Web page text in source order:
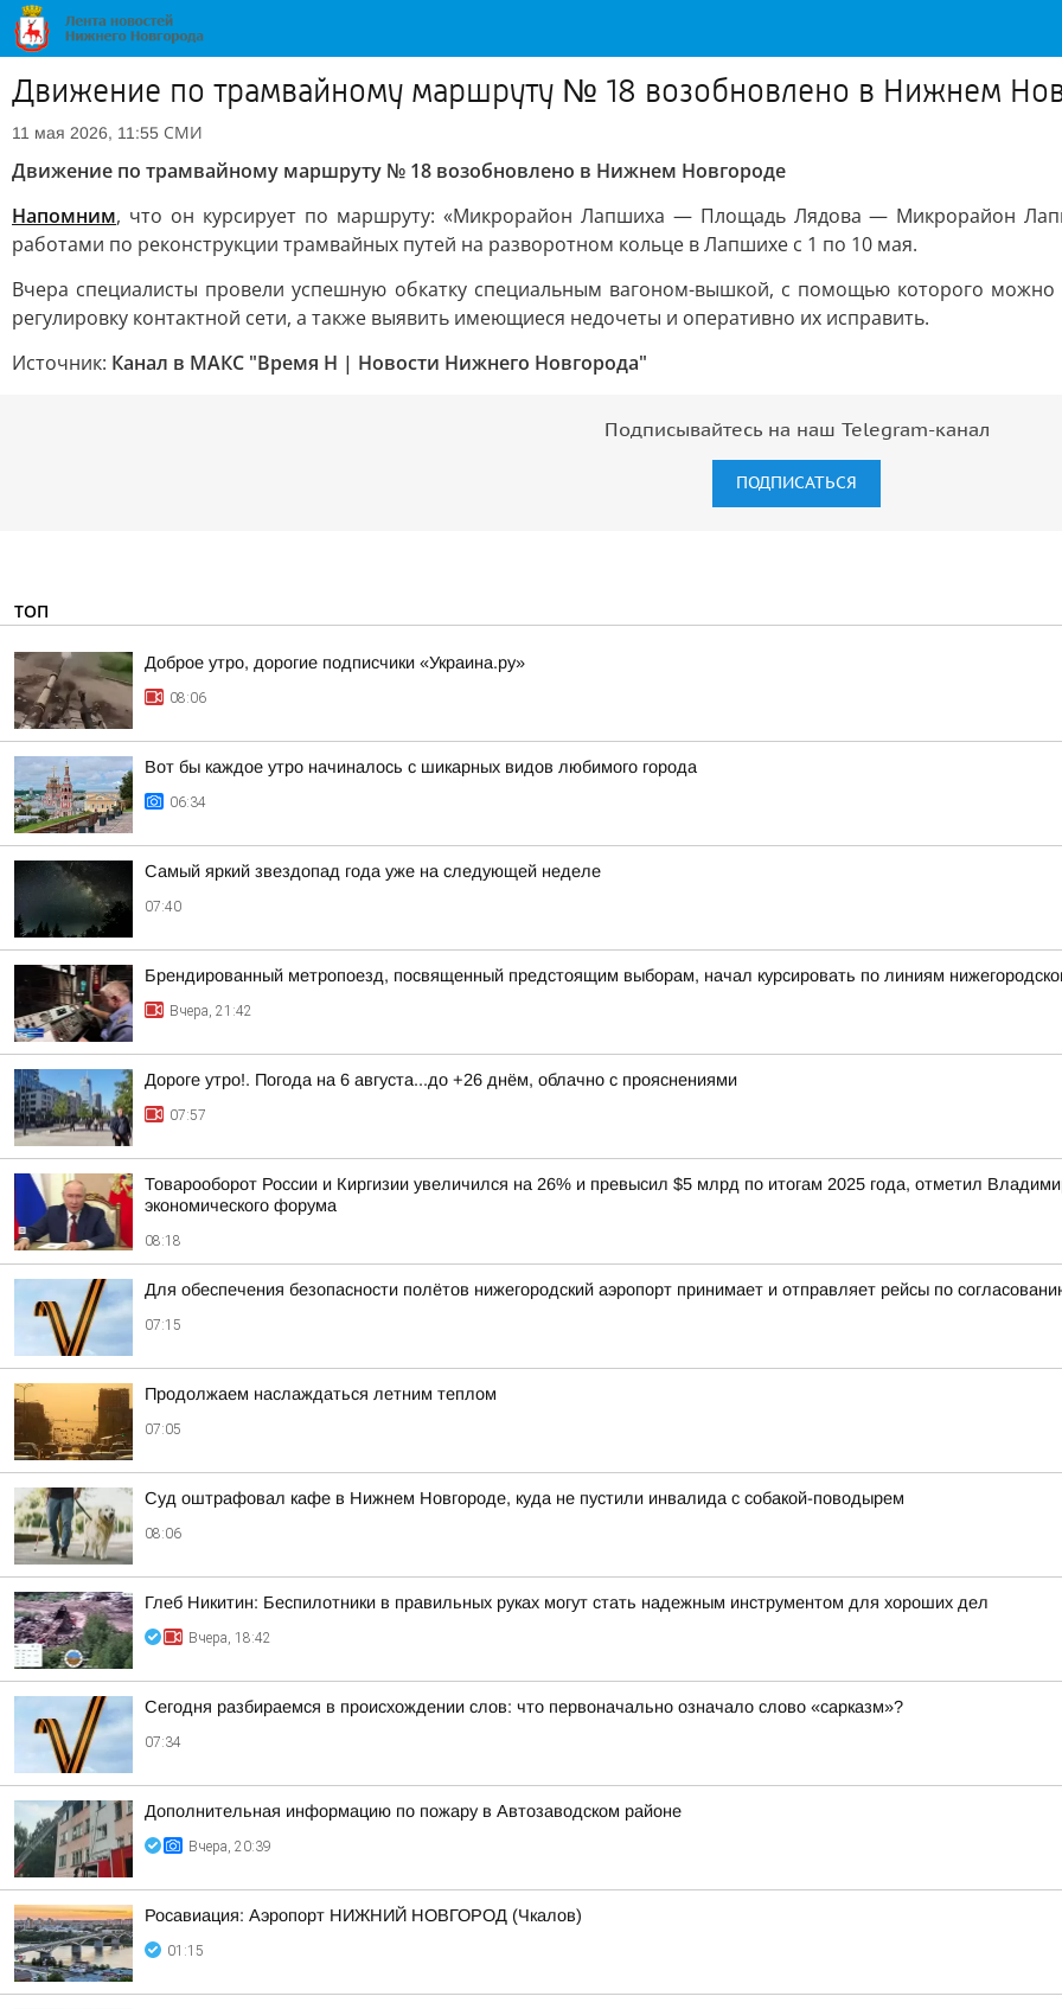
Движение по трамвайному маршруту № 18 возобновлено в Нижнем
11 мая 2026, 11:55 СМИ
Движение по трамвайному маршруту № 18 возобновлено в Нижнем Новгороде
Напомним, что он курсирует по маршруту: «Микрорайон Лапшиха — Площадь Лядова — Микрорайон
работами по реконструкции трамвайных путей на разворотном кольце в Лапшихе с 1 по 10 мая.
Вчера специалисты провели успешную обкатку специальным вагоном-вышкой, с помощью которого можно
регулировку контактной сети, а также выявить имеющиеся недочеты и оперативно их исправить.
Источник: Канал в МАКС "Время Н | Новости Нижнего Новгорода"
Подписывайтесь на наш Telegram-канал
ПОДПИСАТЬСЯ
ТОП
Доброе утро, дорогие подписчики «Украина.ру»
08:06
Вот бы каждое утро начиналось с шикарных видов любимого города
06:34
Самый яркий звездопад года уже на следующей неделе
07:40
Брендированный метропоезд, посвященный предстоящим выборам, начал курсировать по линиям
Вчера, 21:42
Дороге утро!. Погода на 6 августа...до +26 днём, облачно с прояснениями
07:57
Товарооборот России и Киргизии увеличился на 26% и превысил $5 млрд по итогам 2025 года, отметил
экономического форума
08:18
Для обеспечения безопасности полётов нижегородский аэропорт принимает и отправляет рейсы по
07:15
Продолжаем наслаждаться летним теплом
07:05
Суд оштрафовал кафе в Нижнем Новгороде, куда не пустили инвалида с собакой-поводырем
08:06
Глеб Никитин: Беспилотники в правильных руках могут стать надежным инструментом для хороших дел
Вчера, 18:42
Сегодня разбираемся в происхождении слов: что первоначально означало слово «сарказм»?
07:34
Дополнительная информацию по пожару в Автозаводском районе
Вчера, 20:39
Росавиация: Аэропорт НИЖНИЙ НОВГОРОД (Чкалов)
01:15